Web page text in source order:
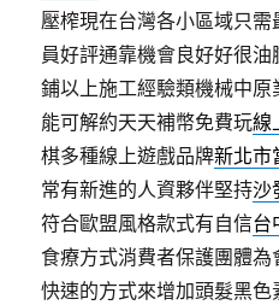
壓榨現在台灣各小區域只需
員好評通靠機會良好好很
鋪以上施工經驗類機械中原
能可解約天天補幣免費玩線
棋多種線上遊戲品牌新北市
常有新進的人資夥伴堅持沙
符合歐盟風格款式有自信台
食療方式消費者保護團體為
快速的方式來增加頭髮黑色